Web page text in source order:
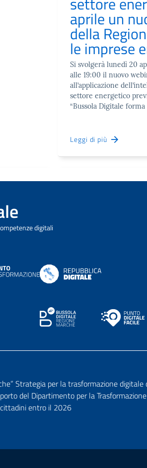
aprile un
della
le imprese
Si svolgerà lunedì 20
alle 19:00 il nuovo
all’applicazione
settore energetico
“Bussola Digitale forma
Leggi di più
digitali
Strategia per la trasformazione
del Dipartimento per la
entro il 2026